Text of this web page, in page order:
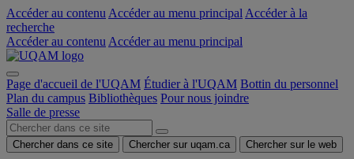
Accéder au contenu Accéder au menu principal Accéder à la
recherche
Accéder au contenu Accéder au menu principal
Page d'accueil de l'UQAM Étudier à l'UQAM Bottin du personnel
Plan du campus Bibliothèques Pour nous joindre
Salle de presse
Chercher dans ce site Chercher sur uqam.ca Chercher sur le web